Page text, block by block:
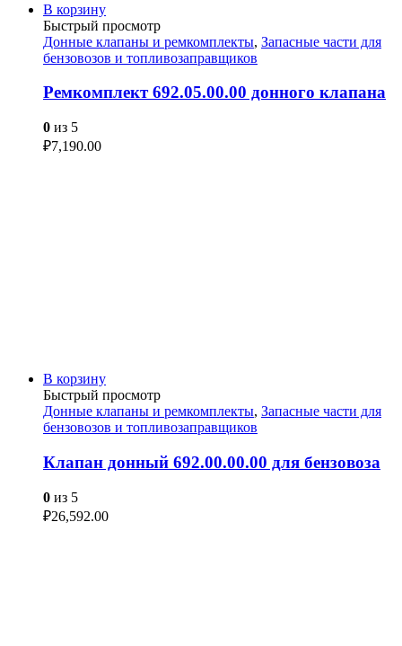
В корзину
Быстрый просмотр
Донные клапаны и ремкомплекты, Запасные части для
бензовозов и топливозаправщиков
Ремкомплект 692.05.00.00 донного клапана
0 из 5
₽7,190.00
В корзину
Быстрый просмотр
Донные клапаны и ремкомплекты, Запасные части для
бензовозов и топливозаправщиков
Клапан донный 692.00.00.00 для бензовоза
0 из 5
₽26,592.00